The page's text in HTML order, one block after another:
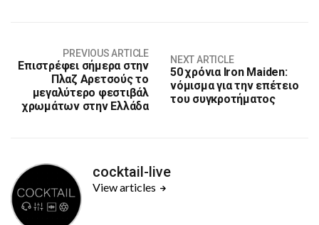
PREVIOUS ARTICLE
Επιστρέφει σήμερα στην
Πλαζ Αρετσούς το
μεγαλύτερο φεστιβάλ
χρωμάτων στην Ελλάδα
NEXT ARTICLE
50 χρόνια Iron Maiden:
νόμισμα για την επέτειο
του συγκροτήματος
cocktail-live
View articles